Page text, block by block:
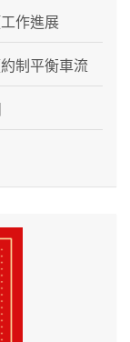
作進展
制平衡車流